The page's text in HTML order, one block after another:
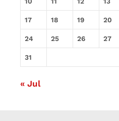
17 18 19 20
24 25 26 27
31
« Jul